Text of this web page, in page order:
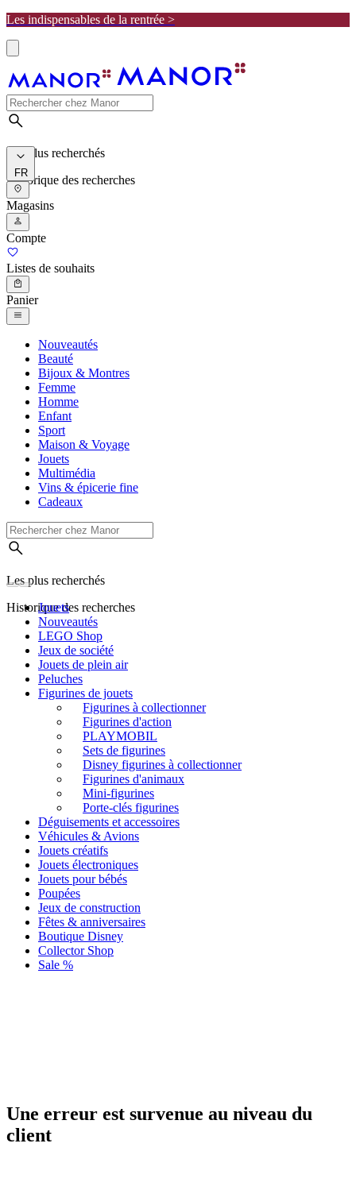
Les indispensables de la rentrée >
Les plus recherchés
Historique des recherches
FR
Magasins
Compte
Listes de souhaits
Panier
Nouveautés
Beauté
Bijoux & Montres
Femme
Homme
Enfant
Sport
Maison & Voyage
Jouets
Multimédia
Vins & épicerie fine
Cadeaux
Les plus recherchés
Historique des recherches
Jouets
Nouveautés
LEGO Shop
Jeux de société
Jouets de plein air
Peluches
Figurines de jouets
Figurines à collectionner
Figurines d'action
PLAYMOBIL
Sets de figurines
Disney figurines à collectionner
Figurines d'animaux
Mini-figurines
Porte-clés figurines
Déguisements et accessoires
Véhicules & Avions
Jouets créatifs
Jouets électroniques
Jouets pour bébés
Poupées
Jeux de construction
Fêtes & anniversaires
Boutique Disney
Collector Shop
Sale %
Une erreur est survenue au niveau du
client